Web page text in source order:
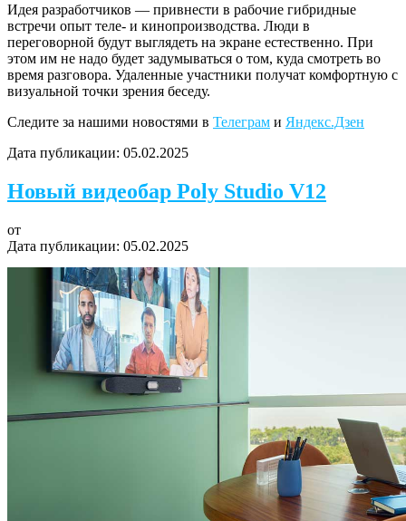
Идея разработчиков — привнести в рабочие гибридные
встречи опыт теле- и кинопроизводства. Люди в
переговорной будут выглядеть на экране естественно. При
этом им не надо будет задумываться о том, куда смотреть во
время разговора. Удаленные участники получат комфортную с
визуальной точки зрения беседу.
Следите за нашими новостями в Телеграм и Яндекс.Дзен
Дата публикации: 05.02.2025
Новый видеобар Poly Studio V12
от
Дата публикации: 05.02.2025